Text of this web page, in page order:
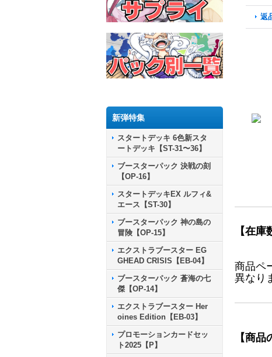
新弾特集
スタートデッキ 6色新スタ
ートデッキ【ST-31〜36】
ブースターパック 決戦の刻
【OP-16】
スタートデッキEX ルフィ&
エース【ST-30】
ブースターパック 神の島の
冒険【OP-15】
エクストラブースター EG
GHEAD CRISIS【EB-04】
ブースターパック 蒼海の七
傑【OP-14】
エクストラブースター Her
oines Edition【EB-03】
プロモーションカードセッ
ト2025【P】
返
【在庫
商品ペ
異なり
【商品